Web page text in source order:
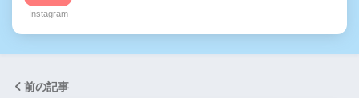
Instagram
前の記事